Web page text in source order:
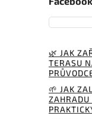
🌿 JAK
TERASU
🌱 JAK
ZAHRADU